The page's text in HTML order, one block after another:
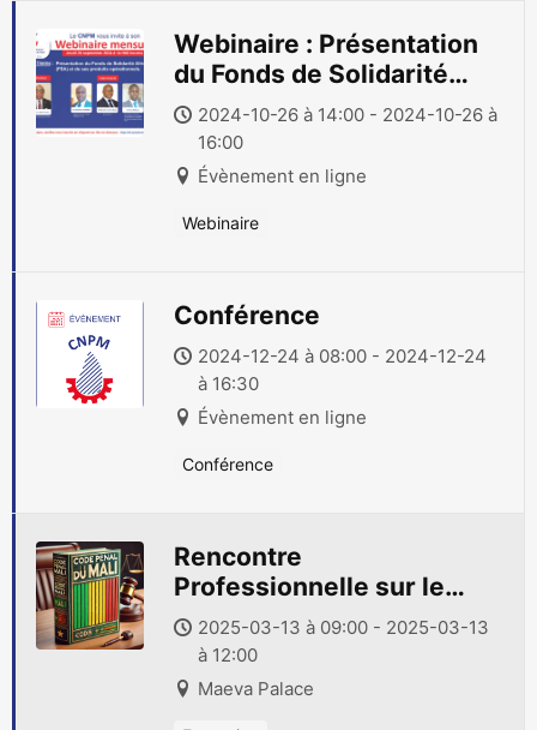
Webinaire : Présentation
du Fonds de Solidarité
Africain (FSA) et de ses
produits opérationnels
2024-10-26 à 14:00 - 2024-10-26 à
16:00
Évènement en ligne
Webinaire
Conférence
2024-12-24 à 08:00 - 2024-12-24
à 16:30
Évènement en ligne
Conférence
Rencontre
Professionnelle sur le
Code Pénal
2025-03-13 à 09:00 - 2025-03-13
à 12:00
Maeva Palace